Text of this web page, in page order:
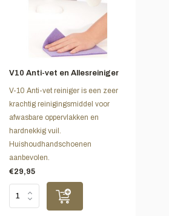
V10 Anti-vet en Allesreiniger
V-10 Anti-vet reiniger is een zeer
krachtig reinigingsmiddel voor
afwasbare oppervlakken en
hardnekkig vuil.
Huishoudhandschoenen
aanbevolen.
€29,95